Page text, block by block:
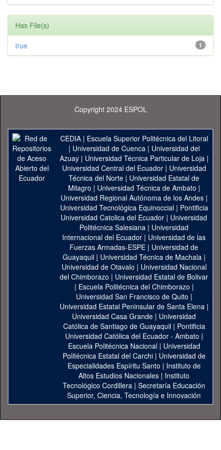
Has File(s)
1
true
Copyright 2024 ESPOL
CEDIA| Escuela Superior Politécnica del Litoral
| Universidad de Cuenca| Universidad del
Azuay| Universidad Técnica Particular de Loja|
Universidad Central del Ecuador| Universidad
Técnica del Norte | Universidad Estatal de
Milagro | Universidad Técnica de Ambato |
Universidad Regional Autónoma de los Andes|
Universidad Tecnológica Equinoccial| Pontificia
Universidad Catolica del Ecuador | Universidad
Politécnica Salesiana | Universidad
Internacional del Ecuador | Universidad de las
Fuerzas Armadas-ESPE | Universidad de
Guayaquil| Universidad Técnica de Machala|
Universidad de Otavalo | Universidad Nacional
del Chimborazo | Universidad Estatal de Bolivar
| Escuela Politécnica del Chimborazo |
Universidad San Francisco de Quito |
Universidad Estatal Peninsular de Santa Elena|
Universidad Casa Grande | Universidad
Católica de Santiago de Guayaquil| Pontificia
Universidad Católica del Ecuador - Ambato |
Escuela Politécnica Nacional| Universidad
Politécnica Estatal del Carchi| Universidad de
Especialidades Espíritu Santo | Instituto de
Altos Estudios Nacionales | Instituto
Tecnológico Cordillera | Secretaría Educación
Superior, Ciencia, Tecnología e Innovación